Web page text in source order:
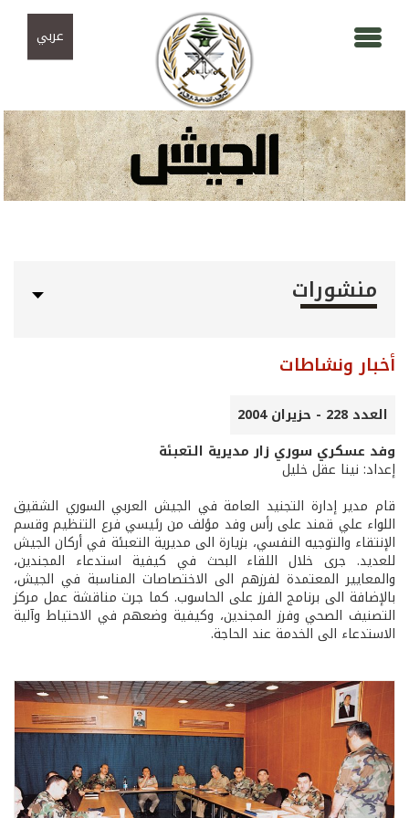
عربي
منشورات
أخبار ونشاطات
العدد 228 - حزيران 2004
وفد عسكري سوري زار مديرية التعبئة
إعداد: نينا عقل خليل
قام مدير إدارة التجنيد العامة في الجيش العربي السوري الشقيق
اللواء علي قمند على رأس وفد مؤلف من رئيسي فرع التنظيم وقسم
الإنتقاء والتوجيه النفسي، بزيارة الى مديرية التعبئة في أركان الجيش
للعديد. جرى خلال اللقاء البحث في كيفية استدعاء المجندين،
والمعايير المعتمدة لفرزهم الى الاختصاصات المناسبة في الجيش،
بالإضافة الى برنامج الفرز على الحاسوب. كما جرت مناقشة عمل مركز
التصنيف الصحي وفرز المجندين، وكيفية وضعهم في الاحتياط وآلية
الاستدعاء الى الخدمة عند الحاجة.